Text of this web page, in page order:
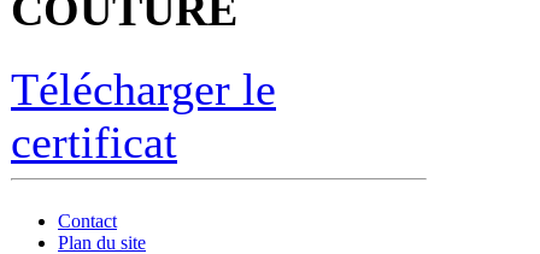
Télécharger le
certificat
Contact
Plan du site